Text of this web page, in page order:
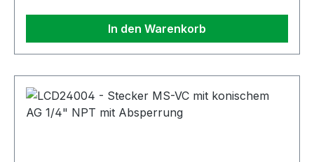
In den Warenkorb